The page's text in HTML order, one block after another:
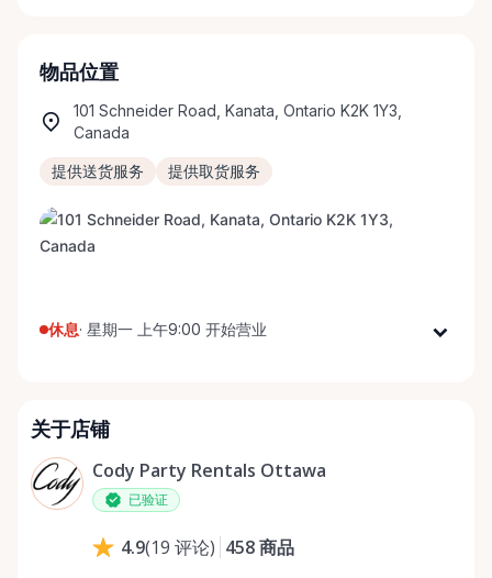
物品位置
101 Schneider Road, Kanata, Ontario K2K 1Y3,
Canada
提供送货服务 提供取货服务
休息· 星期一 上午9:00 开始营业
星期三
星期四
上午9:00 - 下午5:00
星期五
关于店铺
Cody Party Rentals Ottawa
已验证
4.9(19 评论) 458商品